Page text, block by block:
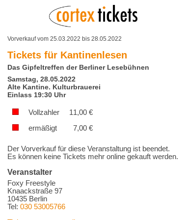
Vorverkauf vom 25.03.2022 bis 28.05.2022
Tickets für Kantinenlesen
Das Gipfeltreffen der Berliner Lesebühnen
Samstag, 28.05.2022
Alte Kantine. Kulturbrauerei
Einlass 19:30 Uhr
Vollzahler 11,00 €
ermäßigt
7,00 €
Der Vorverkauf für diese Veranstaltung ist beendet.
Es können keine Tickets mehr online gekauft werden.
Veranstalter
Foxy Freestyle
Knaackstraße 97
10435 Berlin
Tel: 030 53005766